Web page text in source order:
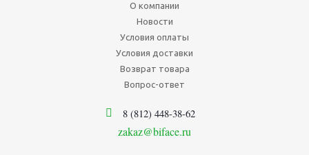
О компании
Новости
Условия оплаты
Условия доставки
Возврат товара
Вопрос-ответ
8 (812) 448-38-62
zakaz@biface.ru